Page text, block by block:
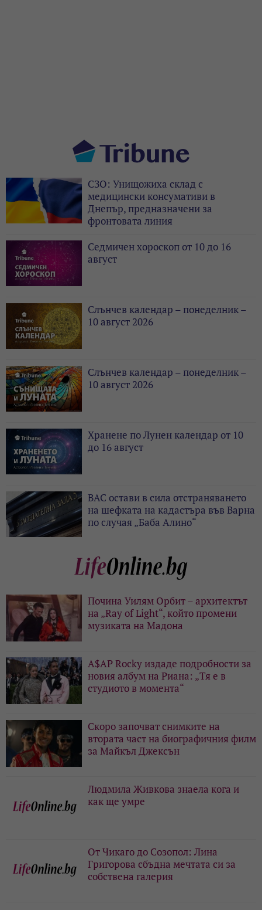
СЗО: Унищожиха склад с
медицински консумативи в
Днепър, предназначени за
фронтовата линия
Седмичен хороскоп от 10 до 16
август
Слънчев календар – понеделник –
10 август 2026
Слънчев календар – понеделник –
10 август 2026
Хранене по Лунен календар от 10
до 16 август
ВАС остави в сила отстраняването
на шефката на кадастъра във Варна
по случая „Баба Алино“
Почина Уилям Орбит – архитектът
на „Ray of Light“, който промени
музиката на Мадона
A$AP Rocky издаде подробности за
новия албум на Риана: „Тя е в
студиото в момента“
Скоро започват снимките на
втората част на биографичния филм
за Майкъл Джексън
Людмила Живкова знаела кога и
как ще умре
От Чикаго до Созопол: Лина
Григорова сбъдна мечтата си за
собствена галерия